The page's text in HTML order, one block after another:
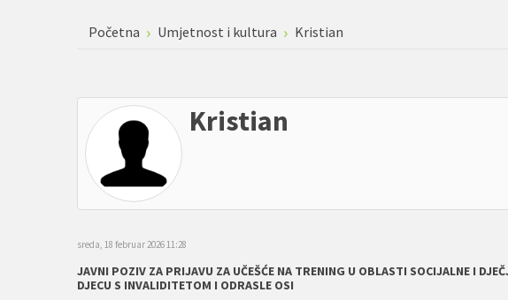
Početna Umjetnost i kultura Kristian
Kristian
sreda, 18 februar 2026 11:28
JAVNI POZIV ZA PRIJAVU ZA UČEŠĆE NA TRENING U OBLASTI SOCIJALNE I
DJECU S INVALIDITETOM I ODRASLE OSI